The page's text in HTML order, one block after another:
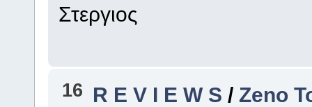
Στεργιος
16 R E V I E W S / Zeno